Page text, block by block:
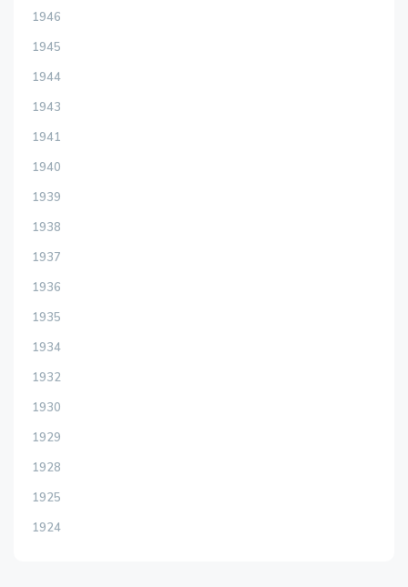
1946
1945
1944
1943
1941
1940
1939
1938
1937
1936
1935
1934
1932
1930
1929
1928
1925
1924